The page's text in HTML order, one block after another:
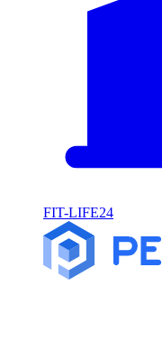
FIT-LIFE24